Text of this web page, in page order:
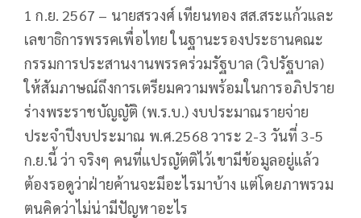
1 ก.ย. 2567 – นายสรวงศ์ เทียนทอง สส.สระแก้วและ
เลขาธิการพรรคเพื่อไทย ในฐานะรองประธานคณะ
กรรมการประสานงานพรรคร่วมรัฐบาล (วิปรัฐบาล)
ให้สัมภาษณ์ถึงการเตรียมความพร้อมในการอภิปราย
ร่างพระราชบัญญัติ (พ.ร.บ.) งบประมาณรายจ่าย
ประจำปีงบประมาณ พ.ศ.2568 วาระ 2-3 วันที่ 3-5
ก.ย.นี้ ว่า จริงๆ คนที่แปรญัตติไว้เขามีข้อมูลอยู่แล้ว
ต้องรอดูว่าฝ่ายค้านจะมีอะไรมาบ้าง แต่โดยภาพรวม
ตนคิดว่าไม่น่ามีปัญหาอะไร